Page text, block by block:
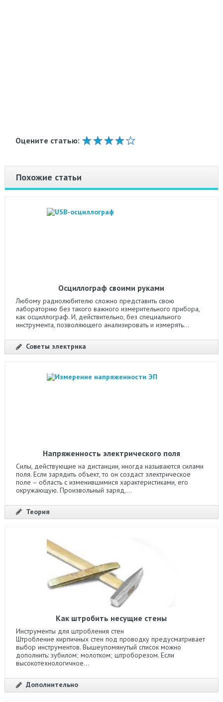
Оцените статью:
Похожие статьи
Осциллограф своими руками
Любому радиолюбителю сложно представить свою
лабораторию без такого важного измерительного прибора,
как осциллограф. И, действительно, без специального
инструмента, позволяющего анализировать и измерять...
Советы электрика
Напряженность электрического поля
Силы, действующие на дистанции, иногда называются силами
поля. Если зарядить объект, то он создаст электрическое
поле – область с изменившимися характеристиками, его
окружающую. Произвольный заряд,...
Теория
Как штробить несущие стены
Инструменты для штробления стен
Штробление кирпичных стен под проводку предусматривает
выбор инструментов. Вышеупомянутый список можно
дополнить: зубилом; молотком; штроборезом. Если
высокотехнологичное...
Дополнительно